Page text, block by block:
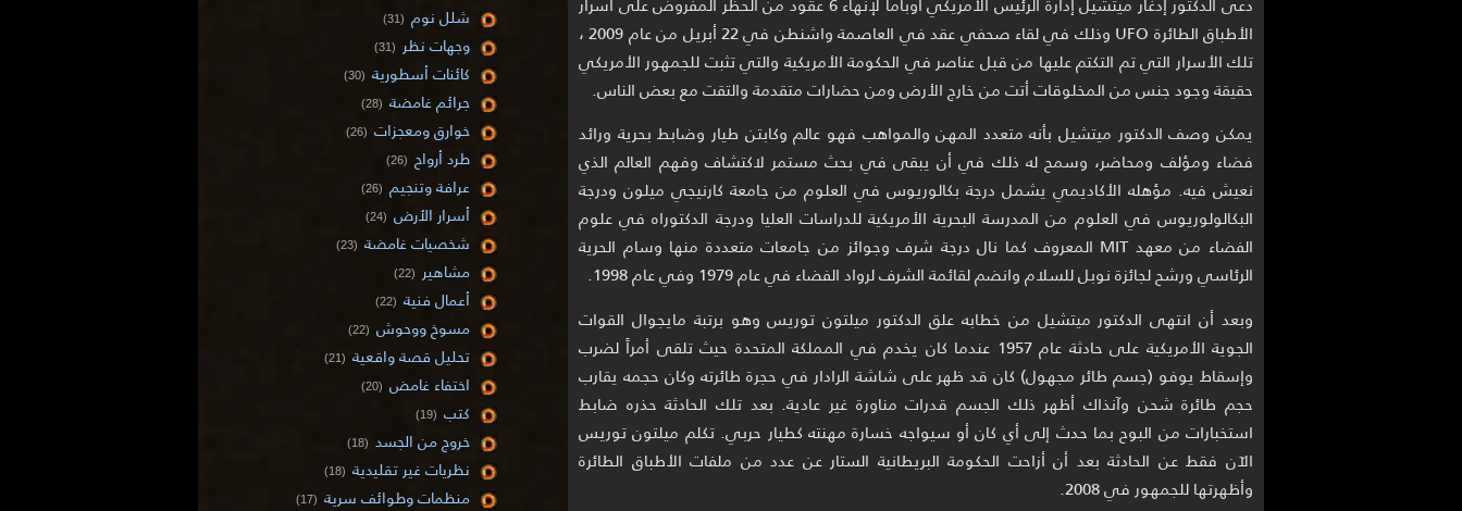
الأطباق الطائرة UFO وذلك في لقاء صحفي عقد في العاصمة واشنطن في 22 أبريل من عام 2009 ،
تلك الأسرار التي تم التكتم عليها من قبل عناصر في الحكومة الأمريكية والتي تثبت للجمهور الأمريكي
حقيقة وجود جنس من المخلوقات أتت من خارج الأرض ومن حضارات متقدمة والتقت مع بعض الناس.
يمكن وصف الدكتور ميتشيل بأنه متعدد المهن والمواهب فهو عالم وكابتن طيار وضابط بحرية ورائد
فضاء ومؤلف ومحاضر، وسمح له ذلك في أن يبقى في بحث مستمر لاكتشاف وفهم العالم الذي
نعيش فيه. مؤهله الأكاديمي يشمل درجة بكالوريوس في العلوم من جامعة كارنيجي ميلون ودرجة
البكالولوريوس في العلوم من المدرسة البحرية الأمريكية للدراسات العليا ودرجة الدكتوراه في علوم
الفضاء من معهد MIT المعروف كما نال درجة شرف وجوائز من جامعات متعددة منها وسام الحرية
الرئاسي ورشح لجائزة نوبل للسلام وانضم لقائمة الشرف لرواد الفضاء في عام 1979 وفي عام 1998.
وبعد أن انتهى الدكتور ميتشيل من خطابه علق الدكتور ميلتون توريس وهو برتبة مايجوال القوات
الجوية الأمريكية على حادثة عام 1957 عندما كان يخدم في المملكة المتحدة حيث تلقى أمراً لضرب
وإسقاط يوفو (جسم طائر مجهول) كان قد ظهر على شاشة الرادار في حجرة طائرته وكان حجمه يقارب
حجم طائرة شحن وآنذاك أظهر ذلك الجسم قدرات مناورة غير عادية. بعد تلك الحادثة حذره ضابط
استخبارات من البوح بما حدث إلى أي كان أو سيواجه خسارة مهنته كطيار حربي. تكلم ميلتون توريس
الآن فقط عن الحادثة بعد أن أزاحت الحكومة البريطانية الستار عن عدد من ملفات الأطباق الطائرة
وأظهرتها للجمهور في 2008.
شلل نوم (31)
وجهات نظر (31)
كائنات أسطورية (30)
جرائم غامضة (28)
خوارق ومعجزات (26)
طرد أرواح (26)
عرافة وتنجيم (26)
أسرار الأرض (24)
شخصيات غامضة (23)
مشاهير (22)
أعمال فنية (22)
مسوخ ووحوش (22)
تحليل قصة واقعية (21)
اختفاء غامض (20)
كتب (19)
خروج من الجسد (18)
نظريات غير تقليدية (18)
منظمات وطوائف سرية (17)